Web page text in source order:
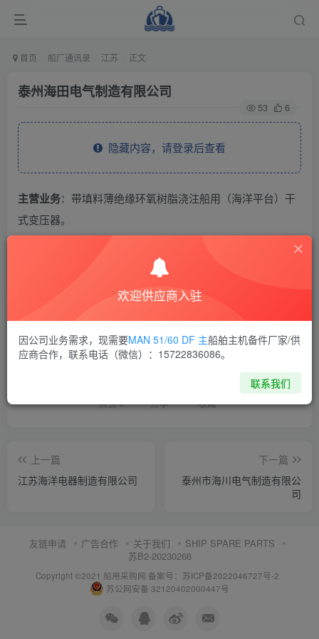
首页 船厂通讯录 江苏 正文
泰州海田电气制造有限公司
53 6
隐藏内容，请登录后查看
主营业务：带填料薄绝缘环氧树脂浇注船用（海洋平台）干
式变压器。
THE END
江苏
喜欢就支持一下吧
点赞6 分享 收藏
上一篇
江苏海洋电器制造有限公司
下一篇
泰州市海川电气制造有限公
司
友链申请 广告合作 关于我们
SHIP SPARE PARTS
苏B2-20230266
Copyright ©2021 船用采购网 备案号：苏ICP备2022046727号-2
苏公网安备 32120402000447号
欢迎供应商入驻
因公司业务需求，现需要MAN 51/60 DF 主船舶主机备件厂家/供
应商合作，联系电话（微信）：15722836086。
联系我们